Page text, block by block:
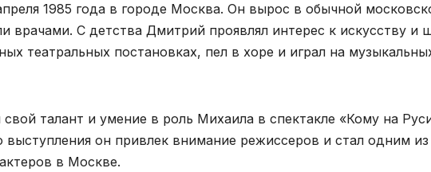
1985 года в городе Москва. Он вырос в обычной
врачами. С детства Дмитрий проявлял интерес к искусству и
театральных постановках, пел в хоре и играл на
талант и умение в роль Михаила в спектакле «Кому на
он привлек внимание режиссеров и стал одним из
в Москве.